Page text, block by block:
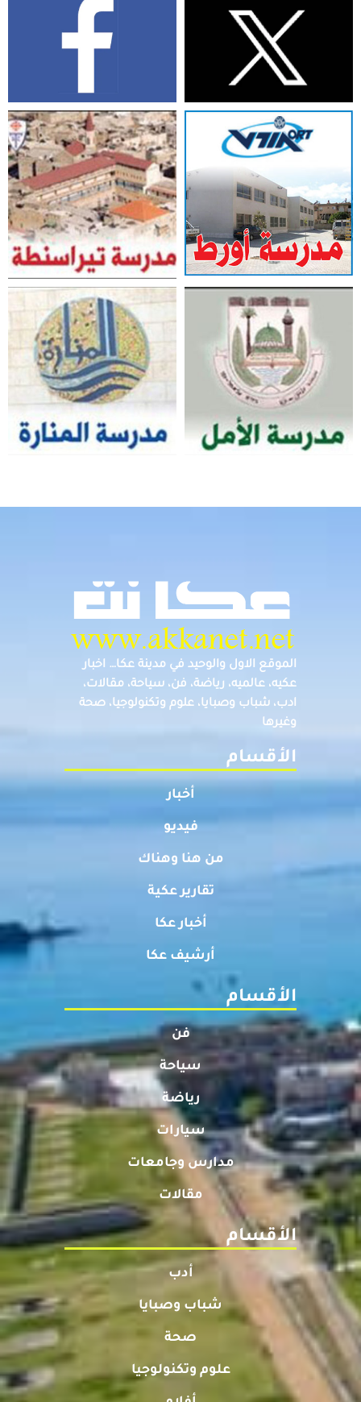
الموقع الاول والوحيد في مدينة عكا… اخبار
عكيه، عالميه، رياضة، فن، سياحة، مقالات،
ادب، شباب وصبايا، علوم وتكنولوجيا، صحة
وغيرها
الأقسام
أخبار
فيديو
من هنا وهناك
تقارير عكية
أخبار عكا
أرشيف عكا
الأقسام
فن
سياحة
رياضة
سيارات
مدارس وجامعات
مقالات
الأقسام
أدب
شباب وصبايا
صحة
علوم وتكنولوجيا